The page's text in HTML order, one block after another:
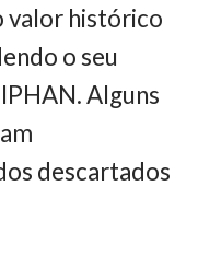
valor histórico
o seu
Alguns
descartados